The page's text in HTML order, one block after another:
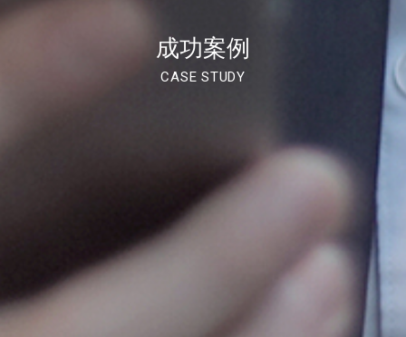
成功案例
CASE STUDY